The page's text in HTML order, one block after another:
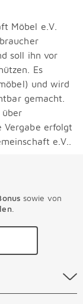
Möbel e.V.
soll ihn vor
Es
und wird
gemacht.
über
Vergabe erfolgt
e.V..
sowie von
.